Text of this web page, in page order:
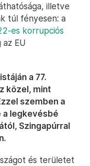
illetve
túl fényesen: a
es korrupciós
az EU
a 77.
közel, mint
szemben a
a legkevésbé
Szingapúrral
és területet